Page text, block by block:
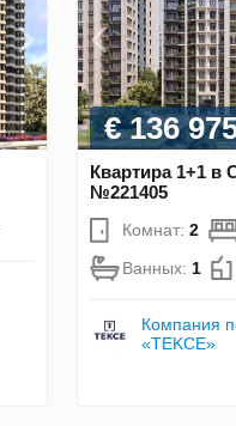
€ 136
Квартира 1+1 в
№221405
Комнат: 2
Ванных: 1
Компания
«TEKCE»